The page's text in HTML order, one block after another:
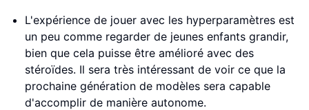
L'expérience de jouer avec les hyperparamètres est
un peu comme regarder de jeunes enfants grandir,
bien que cela puisse être amélioré avec des
stéroïdes. Il sera très intéressant de voir ce que la
prochaine génération de modèles sera capable
d'accomplir de manière autonome.